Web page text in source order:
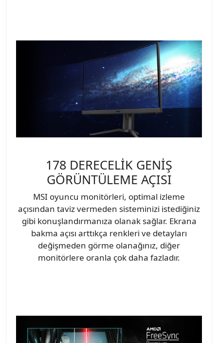
178 DERECELİK GENİŞ
GÖRÜNTÜLEME AÇISI
MSI oyuncu monitörleri, optimal izleme
açısından taviz vermeden sisteminizi istediğiniz
gibi konuşlandırmanıza olanak sağlar. Ekrana
bakma açısı arttıkça renkleri ve detayları
değişmeden görme olanağınız, diğer
monitörlere oranla çok daha fazladır.